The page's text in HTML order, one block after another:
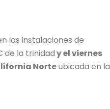
las instalaciones de
de la trinidady el viernes
Norteubicada en la